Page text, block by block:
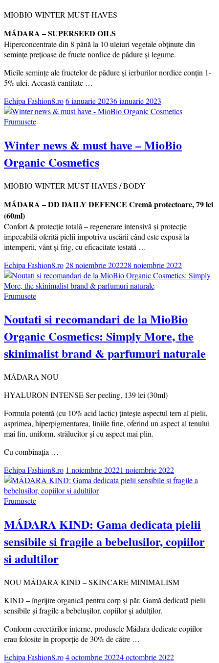
MIOBIO WINTER MUST-HAVES
MÁDARA – SUPERSEED OILS
Hiperconcentrate din 8 până la 10 uleiuri vegetale obţinute din
seminţe preţioase de fructe nordice de pădure şi legume.
Micile seminţe ale fructelor de pădure şi ierburilor nordice conţin 1-
5% ulei. Această cantitate …
Echipa Fashion8.ro6 ianuarie 20236 ianuarie 2023
Frumusete
Winter news & must have – MioBio
Organic Cosmetics
MIOBIO WINTER MUST-HAVES / BODY
MÁDARA – DD DAILY DEFENCE Cremă protectoare, 79 lei
(60ml)
Confort & protecţie totală – regenerare intensivă şi protecţie
impecabilă oferită pielii împotriva uscării când este expusă la
intemperii, vânt şi frig, cu eficacitate testată …
Echipa Fashion8.ro28 noiembrie 202228 noiembrie 2022
Frumusete
Noutati si recomandari de la MioBio
Organic Cosmetics: Simply More, the
skinimalist brand & parfumuri naturale
MÁDARA NOU
HYALURON INTENSE Ser peeling, 139 lei (30ml)
Formula potentă (cu 10% acid lactic) țintește aspectul tern al pielii,
asprimea, hiperpigmentarea, liniile fine, oferind un aspect al tenului
mai fin, uniform, strălucitor și cu aspect mai plin.
Cu combinația …
Echipa Fashion8.ro 1 noiembrie 20221 noiembrie 2022
Frumusete
MÁDARA KIND: Gama dedicata pielii
sensibile si fragile a bebelusilor, copiilor
si adultilor
NOU MÁDARA KIND – SKINCARE MINIMALISM
KIND – îngrijire organică pentru corp și păr. Gamă dedicată pielii
sensibile și fragile a bebelușilor, copiilor și adulților.
Conform cercetărilor interne, produsele Mádara dedicate copiilor
erau folosite în proporție de 30% de către …
Echipa Fashion8.ro4 octombrie 20224 octombrie 2022